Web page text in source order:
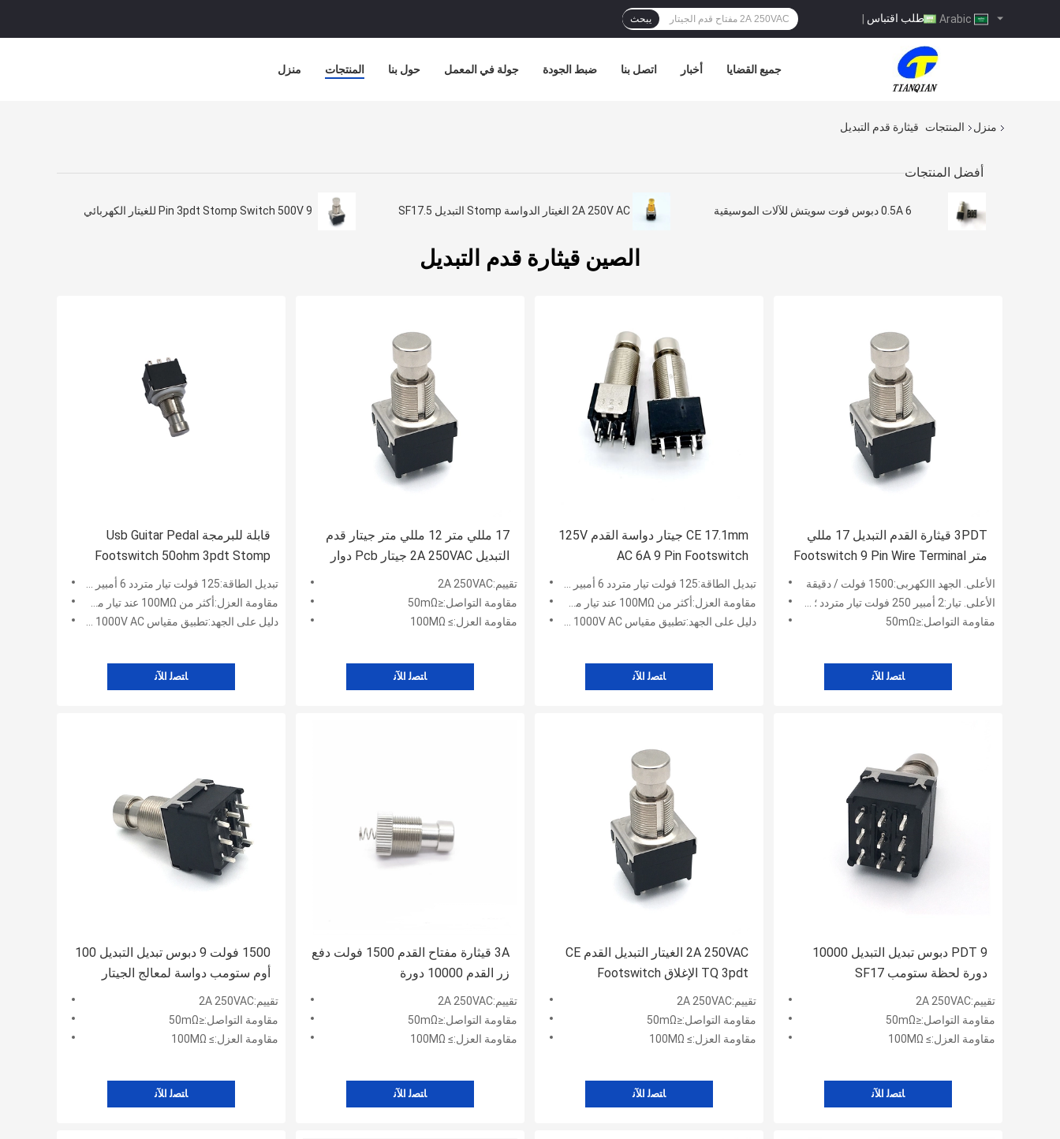
طلب اقتباس | يبحث
منزل المنتجات حول بنا جولة في المعمل ضبط الجودة اتصل بنا أخبار جميع القضايا
منزل المنتجات قيثارة قدم التبديل
أفضل المنتجات
9 Pin 3pdt Stomp Switch 500V للغيتار الكهربائي 2A 250V AC الغيتار الدواسة Stomp التبديل SF17.5 0.5A 6 دبوس فوت سويتش للآلات الموسيقية
الصين قيثارة قدم التبديل
قابلة للبرمجة Usb Guitar Pedal
Footswitch 50ohm 3pdt Stomp
Switch
تبديل الطاقة:125 فولت تيار متردد 6 أمبير ، 250 فولت تيار متردد 3 أمبير ، 30 فولت تيار مستمر 4 أمبير
مقاومة العزل:أكثر من 100MΩ عند تيار مستمر 500 فولت
دليل على الجهد:تطبيق مقياس 1000V AC لمدة 1 دقيقة
ﺎﺘﺼﻟ ﺍﻶﻧ
17 مللي متر 12 مللي متر جيتار قدم
التبديل 2A 250VAC جيتار Pcb دوار
تقييم:2A 250VAC
مقاومة التواصل:≤50mΩ
مقاومة العزل:≥ 100MΩ
ﺎﺘﺼﻟ ﺍﻶﻧ
CE 17.1mm جيتار دواسة القدم 125V
AC 6A 9 Pin Footswitch
تبديل الطاقة:125 فولت تيار متردد 6 أمبير ، 250 فولت تيار متردد 3 أمبير ، 30 فولت تيار مستمر 4 أمبير
مقاومة العزل:أكثر من 100MΩ عند تيار مستمر 500 فولت
دليل على الجهد:تطبيق مقياس 1000V AC لمدة 1 دقيقة
ﺎﺘﺼﻟ ﺍﻶﻧ
3PDT قيثارة القدم التبديل 17 مللي
متر Footswitch 9 Pin Wire Terminal
الأعلى. الجهد االكهربى:1500 فولت / دقيقة
الأعلى. تيار:2 أمبير 250 فولت تيار متردد ؛ 3 أمبير 125 فولت تيار متردد
مقاومة التواصل:≤50mΩ
ﺎﺘﺼﻟ ﺍﻶﻧ
1500 فولت 9 دبوس تبديل التبديل 100
أوم ستومب دواسة لمعالج الجيتار
تقييم:2A 250VAC
مقاومة التواصل:≤50mΩ
مقاومة العزل:≥ 100MΩ
ﺎﺘﺼﻟ ﺍﻶﻧ
3A قيثارة مفتاح القدم 1500 فولت دفع
زر القدم 10000 دورة
تقييم:2A 250VAC
مقاومة التواصل:≤50mΩ
مقاومة العزل:≥ 100MΩ
ﺎﺘﺼﻟ ﺍﻶﻧ
2A 250VAC الغيتار التبديل القدم CE
TQ 3pdt الإغلاق Footswitch
تقييم:2A 250VAC
مقاومة التواصل:≤50mΩ
مقاومة العزل:≥ 100MΩ
ﺎﺘﺼﻟ ﺍﻶﻧ
PDT 9 دبوس تبديل التبديل 10000
دورة لحظة ستومب SF17
تقييم:2A 250VAC
مقاومة التواصل:≤50mΩ
مقاومة العزل:≥ 100MΩ
ﺎﺘﺼﻟ ﺍﻶﻧ